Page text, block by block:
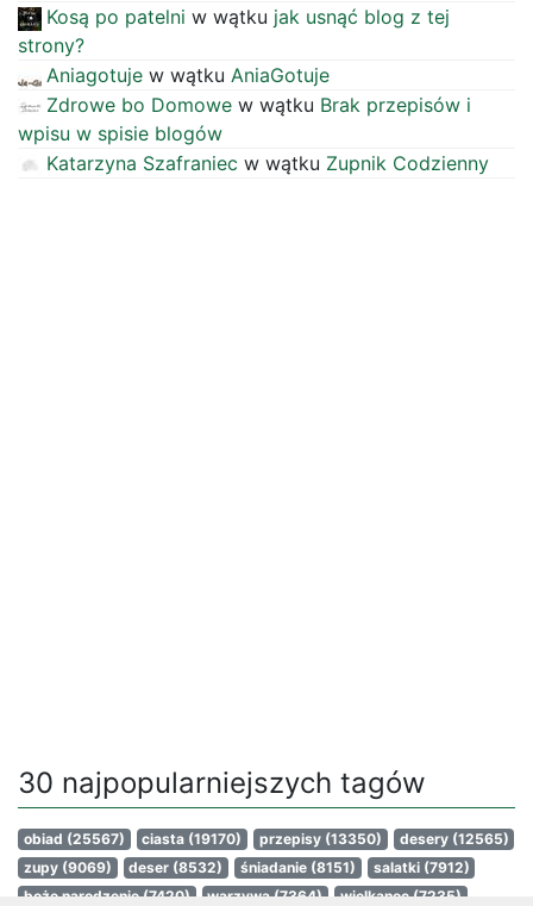
Kosą po patelni w wątku jak usnąć blog z tej
strony?
Aniagotuje w wątku AniaGotuje
Zdrowe bo Domowe w wątku Brak przepisów i
wpisu w spisie blogów
Katarzyna Szafraniec w wątku Zupnik Codzienny
30 najpopularniejszych tagów
obiad (25567) ciasta (19170) przepisy (13350) desery (12565)
zupy (9069) deser (8532) śniadanie (8151) salatki (7912)
boże narodzenie(7420) warzywa(7364) wielkanoc(7235)